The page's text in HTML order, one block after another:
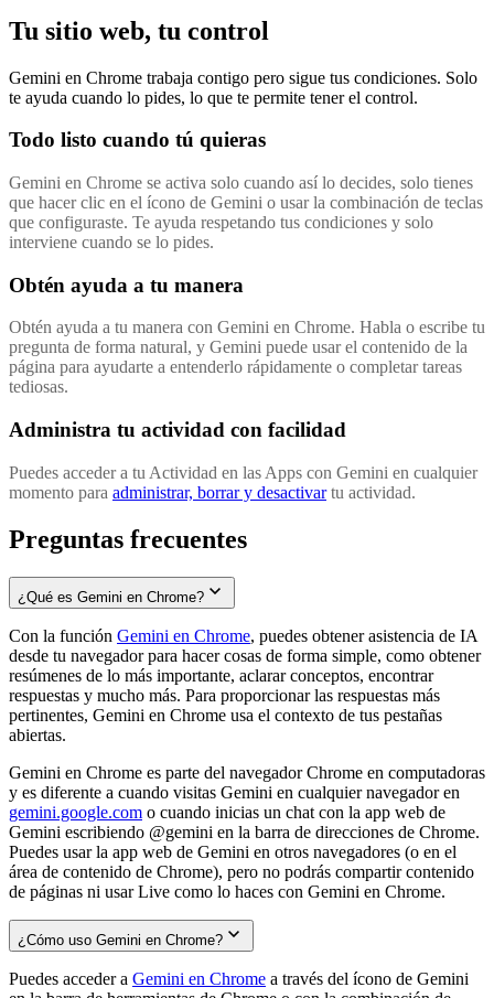
Tu sitio web, tu control
Gemini en Chrome trabaja contigo pero sigue tus condiciones. Solo
te ayuda cuando lo pides, lo que te permite tener el control.
Todo listo cuando tú quieras
Gemini en Chrome se activa solo cuando así lo decides, solo tienes
que hacer clic en el ícono de Gemini o usar la combinación de teclas
que configuraste. Te ayuda respetando tus condiciones y solo
interviene cuando se lo pides.
Obtén ayuda a tu manera
Obtén ayuda a tu manera con Gemini en Chrome. Habla o escribe tu
pregunta de forma natural, y Gemini puede usar el contenido de la
página para ayudarte a entenderlo rápidamente o completar tareas
tediosas.
Administra tu actividad con facilidad
Puedes acceder a tu Actividad en las Apps con Gemini en cualquier
momento para administrar, borrar y desactivartu actividad.
Preguntas frecuentes
¿Qué es Gemini en Chrome?
Con la función Gemini en Chrome, puedes obtener asistencia de IA
desde tu navegador para hacer cosas de forma simple, como obtener
resúmenes de lo más importante, aclarar conceptos, encontrar
respuestas y mucho más. Para proporcionar las respuestas más
pertinentes, Gemini en Chrome usa el contexto de tus pestañas
abiertas.
Gemini en Chrome es parte del navegador Chrome en computadoras
y es diferente a cuando visitas Gemini en cualquier navegador en
gemini.google.com o cuando inicias un chat con la app web de
Gemini escribiendo @gemini en la barra de direcciones de Chrome.
Puedes usar la app web de Gemini en otros navegadores (o en el
área de contenido de Chrome), pero no podrás compartir contenido
de páginas ni usar Live como lo haces con Gemini en Chrome.
¿Cómo uso Gemini en Chrome?
Puedes acceder a Gemini en Chrome a través del ícono de Gemini